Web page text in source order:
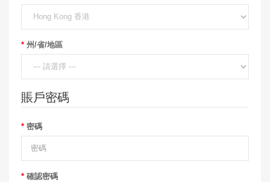
州/省/地區
賬戶密碼
密碼
確認密碼